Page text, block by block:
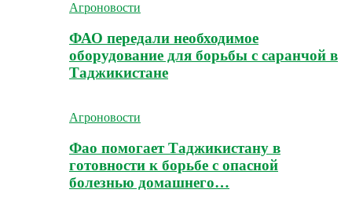
Агроновости
ФАО передали необходимое
оборудование для борьбы с саранчой в
Таджикистане
Агроновости
Фао помогает Таджикистану в
готовности к борьбе с опасной
болезнью домашнего…